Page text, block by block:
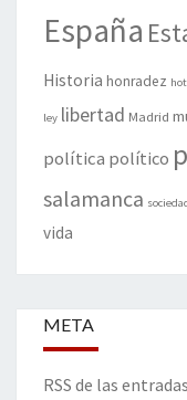
España
Historia honradez
ley libertad Madrid
política político
salamanca
vida
META
RSS de las entradas